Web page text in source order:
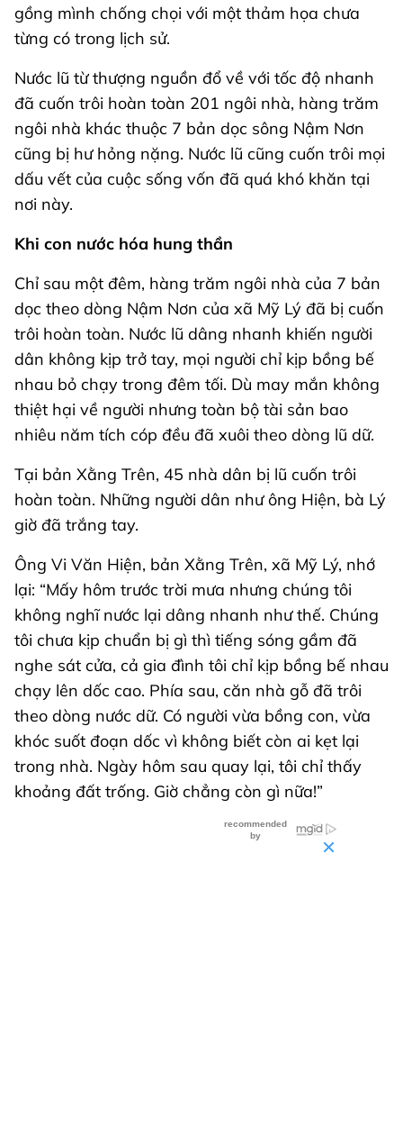
gồng mình chống chọi với một thảm họa chưa
từng có trong lịch sử.
Nước lũ từ thượng nguồn đổ về với tốc độ nhanh
đã cuốn trôi hoàn toàn 201 ngôi nhà, hàng trăm
ngôi nhà khác thuộc 7 bản dọc sông Nậm Nơn
cũng bị hư hỏng nặng. Nước lũ cũng cuốn trôi mọi
dấu vết của cuộc sống vốn đã quá khó khăn tại
nơi này.
Khi con nước hóa hung thần
Chỉ sau một đêm, hàng trăm ngôi nhà của 7 bản
dọc theo dòng Nậm Nơn của xã Mỹ Lý đã bị cuốn
trôi hoàn toàn. Nước lũ dâng nhanh khiến người
dân không kịp trở tay, mọi người chỉ kịp bồng bế
nhau bỏ chạy trong đêm tối. Dù may mắn không
thiệt hại về người nhưng toàn bộ tài sản bao
nhiêu năm tích cóp đều đã xuôi theo dòng lũ dữ.
Tại bản Xằng Trên, 45 nhà dân bị lũ cuốn trôi
hoàn toàn. Những người dân như ông Hiện, bà Lý
giờ đã trắng tay.
Ông Vi Văn Hiện, bản Xằng Trên, xã Mỹ Lý, nhớ
lại: “Mấy hôm trước trời mưa nhưng chúng tôi
không nghĩ nước lại dâng nhanh như thế. Chúng
tôi chưa kịp chuẩn bị gì thì tiếng sóng gầm đã
nghe sát cửa, cả gia đình tôi chỉ kịp bồng bế nhau
chạy lên dốc cao. Phía sau, căn nhà gỗ đã trôi
theo dòng nước dữ. Có người vừa bồng con, vừa
khóc suốt đoạn dốc vì không biết còn ai kẹt lại
trong nhà. Ngày hôm sau quay lại, tôi chỉ thấy
khoảng đất trống. Giờ chẳng còn gì nữa!”